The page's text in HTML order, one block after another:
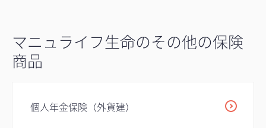
マニュライフ生命のその他の保険
商品
個人年金保険（外貨建）